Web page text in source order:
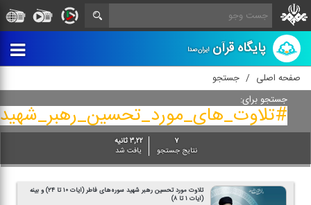
پایگاه قرآنایران‌صدا
صفحه اصلی
جستجو
جستجو برای:
#تلاوت_های_مورد_تحسین_رهبر_شهید
۷
نتایج جستجو
۳,۲۲ ثانیه
یافت شد
تلاوت مورد تحسین رهبر شهید سوره‌های فاطر (آیات ۱۰ تا ۲۴) و بینه
(آیات ۱ تا ۸)